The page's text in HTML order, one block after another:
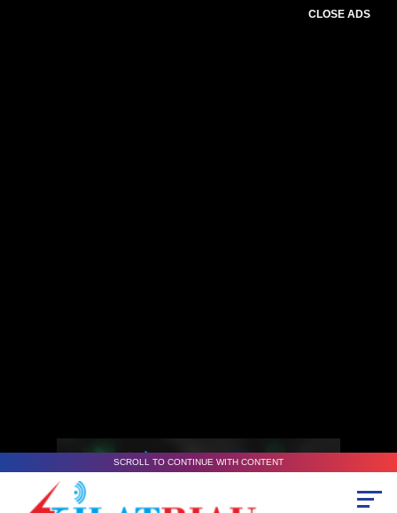
CLOSE ADS
SCROLL TO CONTINUE WITH CONTENT